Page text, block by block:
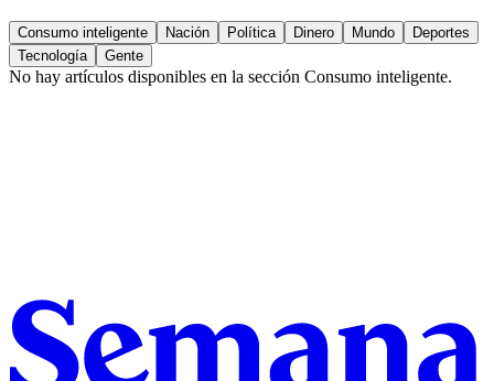
Consumo inteligente Nación Política Dinero Mundo
Deportes
Tecnología
Gente
No hay artículos disponibles en la sección Consumo inteligente.